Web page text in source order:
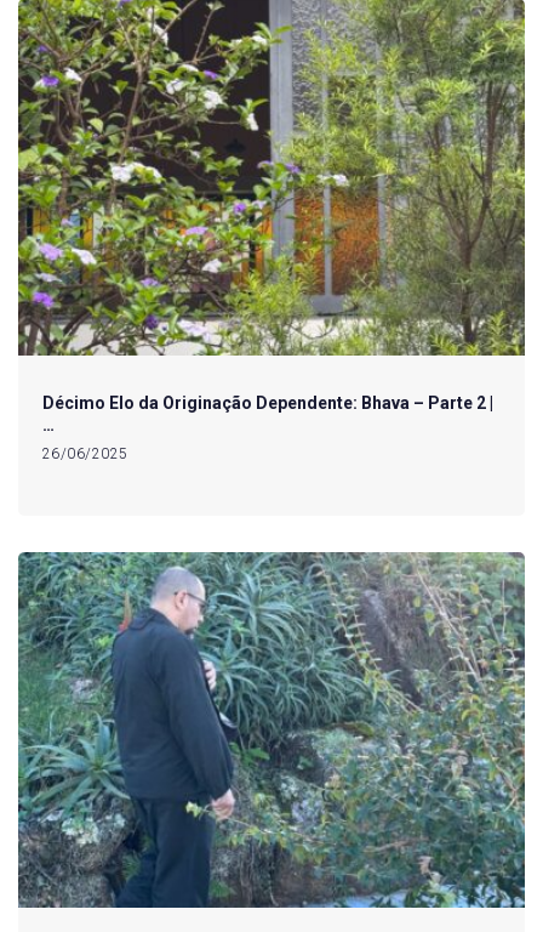
Décimo Elo da Originação Dependente: Bhava – Parte 2 |
…
26/06/2025